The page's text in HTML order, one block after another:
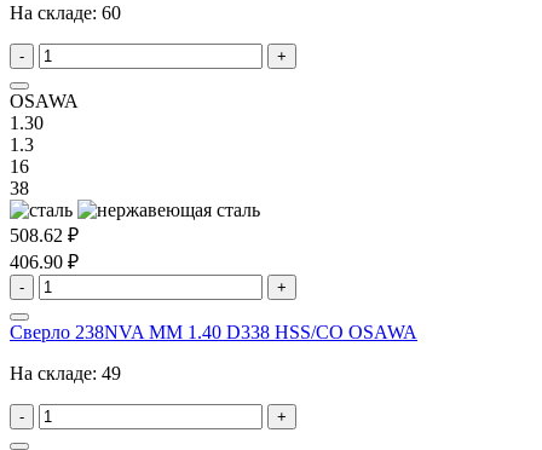
На складе: 60
- +
OSAWA
1.30
1.3
16
38
508.62 ₽
406.90 ₽
- +
Сверло 238NVA MM 1.40 D338 HSS/CO OSAWA
На складе: 49
- +